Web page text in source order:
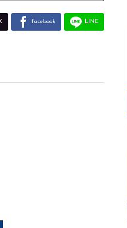
facebook LINE